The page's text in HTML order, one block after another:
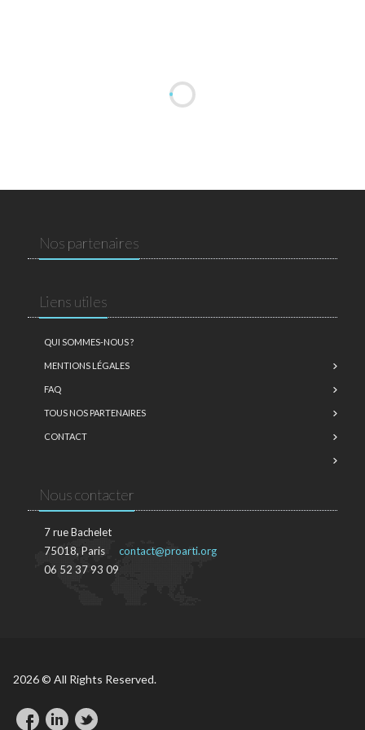
Nos partenaires
Liens utiles
QUI SOMMES-NOUS ?
MENTIONS LÉGALES
FAQ
TOUS NOS PARTENAIRES
CONTACT
Nous contacter
7 rue Bachelet
75018, Paris
06 52 37 93 09
contact@proarti.org
2026 © All Rights Reserved.